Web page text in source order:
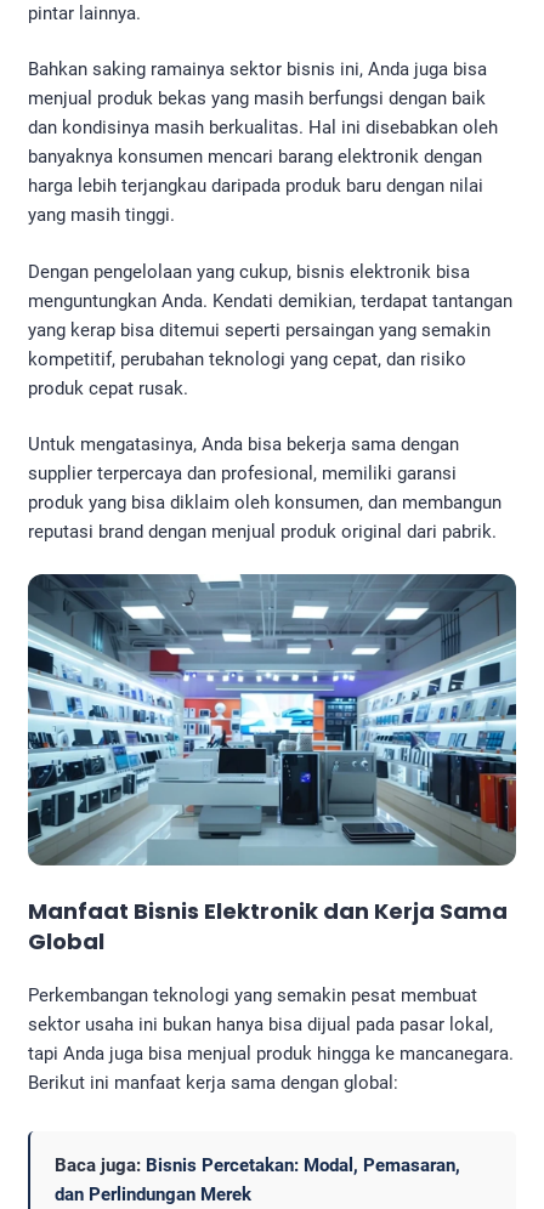
pintar lainnya.
Bahkan saking ramainya sektor bisnis ini, Anda juga bisa
menjual produk bekas yang masih berfungsi dengan baik
dan kondisinya masih berkualitas. Hal ini disebabkan oleh
banyaknya konsumen mencari barang elektronik dengan
harga lebih terjangkau daripada produk baru dengan nilai
yang masih tinggi.
Dengan pengelolaan yang cukup, bisnis elektronik bisa
menguntungkan Anda. Kendati demikian, terdapat tantangan
yang kerap bisa ditemui seperti persaingan yang semakin
kompetitif, perubahan teknologi yang cepat, dan risiko
produk cepat rusak.
Untuk mengatasinya, Anda bisa bekerja sama dengan
supplier terpercaya dan profesional, memiliki garansi
produk yang bisa diklaim oleh konsumen, dan membangun
reputasi brand dengan menjual produk original dari pabrik.
Manfaat Bisnis Elektronik dan Kerja Sama
Global
Perkembangan teknologi yang semakin pesat membuat
sektor usaha ini bukan hanya bisa dijual pada pasar lokal,
tapi Anda juga bisa menjual produk hingga ke mancanegara.
Berikut ini manfaat kerja sama dengan global:
Baca juga: Bisnis Percetakan: Modal, Pemasaran,
dan Perlindungan Merek